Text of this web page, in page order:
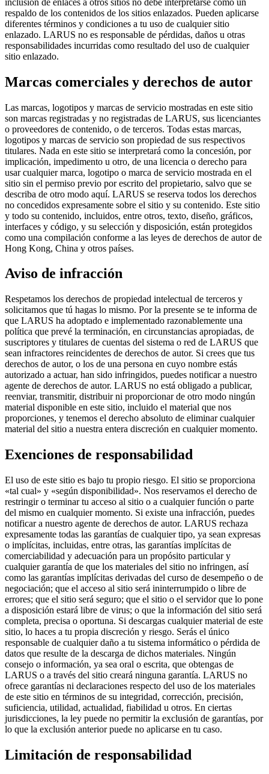
respaldo de los contenidos de los sitios enlazados. Pueden aplicarse
diferentes términos y condiciones a tu uso de cualquier sitio
enlazado. LARUS no es responsable de pérdidas, daños u otras
responsabilidades incurridas como resultado del uso de cualquier
sitio enlazado.
Marcas comerciales y derechos de autor
Las marcas, logotipos y marcas de servicio mostradas en este sitio
son marcas registradas y no registradas de LARUS, sus licenciantes
o proveedores de contenido, o de terceros. Todas estas marcas,
logotipos y marcas de servicio son propiedad de sus respectivos
titulares. Nada en este sitio se interpretará como la concesión, por
implicación, impedimento u otro, de una licencia o derecho para
usar cualquier marca, logotipo o marca de servicio mostrada en el
sitio sin el permiso previo por escrito del propietario, salvo que se
describa de otro modo aquí. LARUS se reserva todos los derechos
no concedidos expresamente sobre el sitio y su contenido. Este sitio
y todo su contenido, incluidos, entre otros, texto, diseño, gráficos,
interfaces y código, y su selección y disposición, están protegidos
como una compilación conforme a las leyes de derechos de autor de
Hong Kong, China y otros países.
Aviso de infracción
Respetamos los derechos de propiedad intelectual de terceros y
solicitamos que tú hagas lo mismo. Por la presente se te informa de
que LARUS ha adoptado e implementado razonablemente una
política que prevé la terminación, en circunstancias apropiadas, de
suscriptores y titulares de cuentas del sistema o red de LARUS que
sean infractores reincidentes de derechos de autor. Si crees que tus
derechos de autor, o los de una persona en cuyo nombre estás
autorizado a actuar, han sido infringidos, puedes notificar a nuestro
agente de derechos de autor. LARUS no está obligado a publicar,
reenviar, transmitir, distribuir ni proporcionar de otro modo ningún
material disponible en este sitio, incluido el material que nos
proporciones, y tenemos el derecho absoluto de eliminar cualquier
material del sitio a nuestra entera discreción en cualquier momento.
Exenciones de responsabilidad
El uso de este sitio es bajo tu propio riesgo. El sitio se proporciona
«tal cual» y «según disponibilidad». Nos reservamos el derecho de
restringir o terminar tu acceso al sitio o a cualquier función o parte
del mismo en cualquier momento. Si existe una infracción, puedes
notificar a nuestro agente de derechos de autor. LARUS rechaza
expresamente todas las garantías de cualquier tipo, ya sean expresas
o implícitas, incluidas, entre otras, las garantías implícitas de
comerciabilidad y adecuación para un propósito particular y
cualquier garantía de que los materiales del sitio no infringen, así
como las garantías implícitas derivadas del curso de desempeño o de
negociación; que el acceso al sitio será ininterrumpido o libre de
errores; que el sitio será seguro; que el sitio o el servidor que lo pone
a disposición estará libre de virus; o que la información del sitio será
completa, precisa o oportuna. Si descargas cualquier material de este
sitio, lo haces a tu propia discreción y riesgo. Serás el único
responsable de cualquier daño a tu sistema informático o pérdida de
datos que resulte de la descarga de dichos materiales. Ningún
consejo o información, ya sea oral o escrita, que obtengas de
LARUS o a través del sitio creará ninguna garantía. LARUS no
ofrece garantías ni declaraciones respecto del uso de los materiales
de este sitio en términos de su integridad, corrección, precisión,
suficiencia, utilidad, actualidad, fiabilidad u otros. En ciertas
jurisdicciones, la ley puede no permitir la exclusión de garantías, por
lo que la exclusión anterior puede no aplicarse en tu caso.
Limitación de responsabilidad